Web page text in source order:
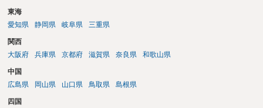
東海
愛知県
静岡県 岐阜県 三重県
関西
大阪府
兵庫県 京都府 滋賀県 奈良県 和歌山県
中国
広島県
岡山県 山口県 鳥取県 島根県
四国